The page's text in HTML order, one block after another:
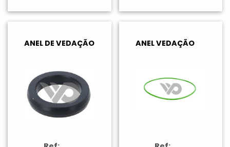
ANEL DE VEDAÇÃO ANEL VEDAÇÃO